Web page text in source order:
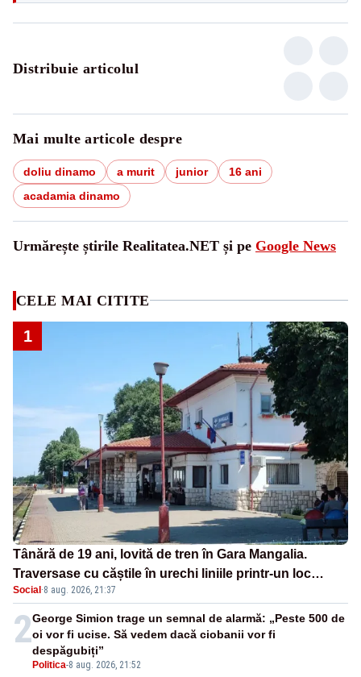
Distribuie articolul
Mai multe articole despre
doliu dinamo a murit junior
16 ani
acadamia dinamo
Urmărește știrile Realitatea.NET și pe Google News
CELE MAI CITITE
1
Tânără de 19 ani, lovită de tren în Gara Mangalia.
Traversase cu căștile în urechi liniile printr-un loc
nepermis
Social ·8 aug. 2026, 21:37
2
Politica-8 aug. 2026, 21:52
George Simion trage un semnal de alarmă: „Peste 500 de
oi vor fi ucise. Să vedem dacă ciobanii vor fi
despăgubiți”